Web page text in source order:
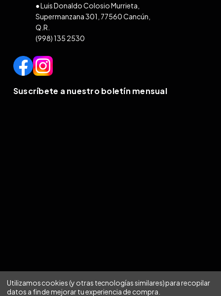
● Luis Donaldo Colosio Murrieta,
Supermanzana 301, 77560 Cancún,
Q.R.
(998) 135 2530
Suscríbete a nuestro boletín mensual
Utilizamos cookies (y otras tecnologías similares) para recopilar
datos a fin de mejorar tu experiencia de compra.